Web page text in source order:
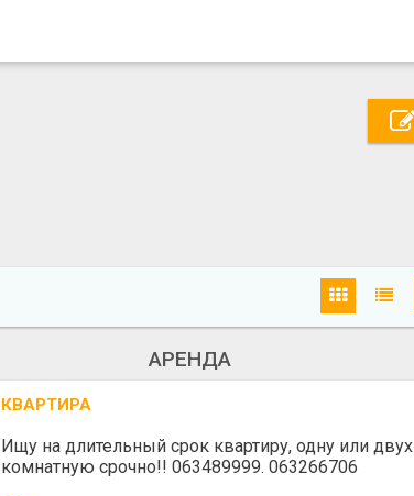
АРЕНДА
КВАРТИРА
Ищу на длительный срок квартиру, одну или двух
комнатную срочно!! 063489999. 063266706